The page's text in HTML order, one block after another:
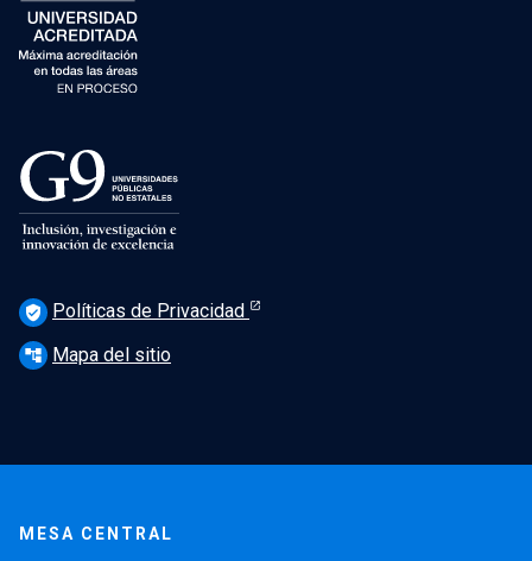
verified_user Políticas de Privacidad
account_tree Mapa del sitio
MESA CENTRAL